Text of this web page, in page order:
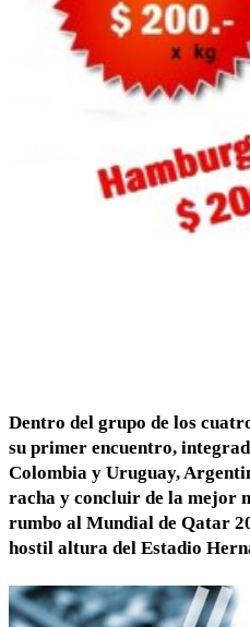
Dentro del grupo de los
su primer encuentro,
Colombia y Uruguay,
racha y concluir de la mejor
rumbo al Mundial de Qatar
hostil altura del Estadio